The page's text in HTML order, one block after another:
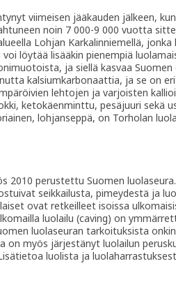
viimeisen jääkauden jälkeen,
noin 7 000-9 000 vuotta
Lohjan Karkalinniemellä, jonka
löytää lisääkin pienempiä
ja siellä kasvaa
kalsiumkarbonaattia, ja se on
lehtojen ja varjoisten
ketokäenminttu, pesäjuuri sekä
lohjanseppä, on Torholan
2010 perustettu Suomen
seikkailusta, pimeydestä ja
ovat retkeilleet isoissa
luolailu (caving) on
luolaseuran tarkoituksista
on myös järjestänyt luolailun
luolista ja